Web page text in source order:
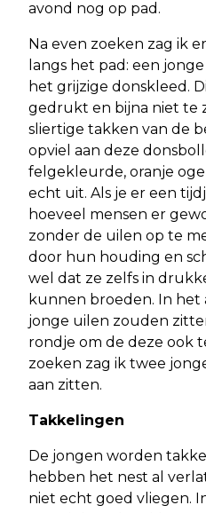
avond nog op pad.
Na even zoeken zag ik
langs het pad: een
het grijzige donskleed.
gedrukt en bijna niet te
sliertige takken van de
opviel aan deze
felgekleurde, oranje
echt uit. Als je er een
hoeveel mensen er
zonder de uilen op te
door hun houding en
wel dat ze zelfs in
kunnen broeden. In het
jonge uilen zouden
rondje om de deze ook
zoeken zag ik twee
aan zitten.
Takkelingen
De jongen worden
hebben het nest al
niet echt goed vliegen.